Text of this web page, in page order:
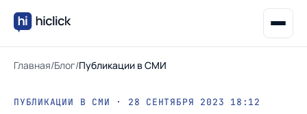
Главная/Блог/Публикации в СМИ
ПУБЛИКАЦИИ В СМИ · 28 СЕНТЯБРЯ 2023 18:12